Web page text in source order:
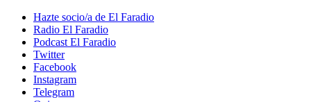
Hazte socio/a de El Faradio
Radio El Faradio
Podcast El Faradio
Twitter
Facebook
Instagram
Telegram